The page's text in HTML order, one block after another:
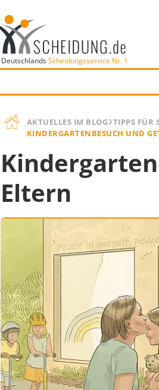
DeutschlandsScheidungsservice Nr. 1
AKTUELLES IM BLOG TIPPS FÜR
KINDERGARTENBESUCH UND
Eltern